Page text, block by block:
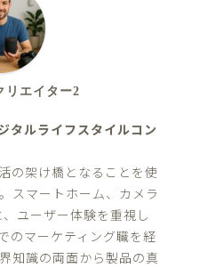
リエイター2
タルライフスタイルコン
の架け橋となることを使
スマートホーム、カメラ
ユーザー体験を重視し
のマーケティング職を経
知識の両面から製品の真